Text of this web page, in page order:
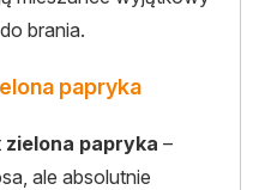
brania.
papryka
zielona papryka –
ale absolutnie